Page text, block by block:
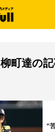
柳町達の
“